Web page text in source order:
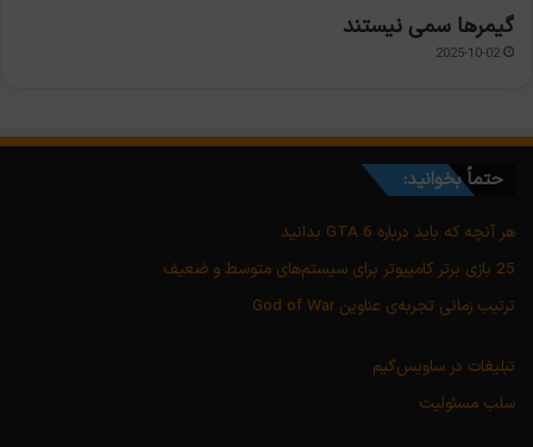
گیمرها سمی نیستند
2025-10-02
حتماً بخوانید:
هر آنچه که باید درباره GTA 6 بدانید
25 بازی برتر کامپیوتر برای سیستم‌های متوسط و ضعیف
ترتیب زمانی تجربه‌ی عناوین God of War
تبلیغات در ساویس‌گیم
سلب مسئولیت